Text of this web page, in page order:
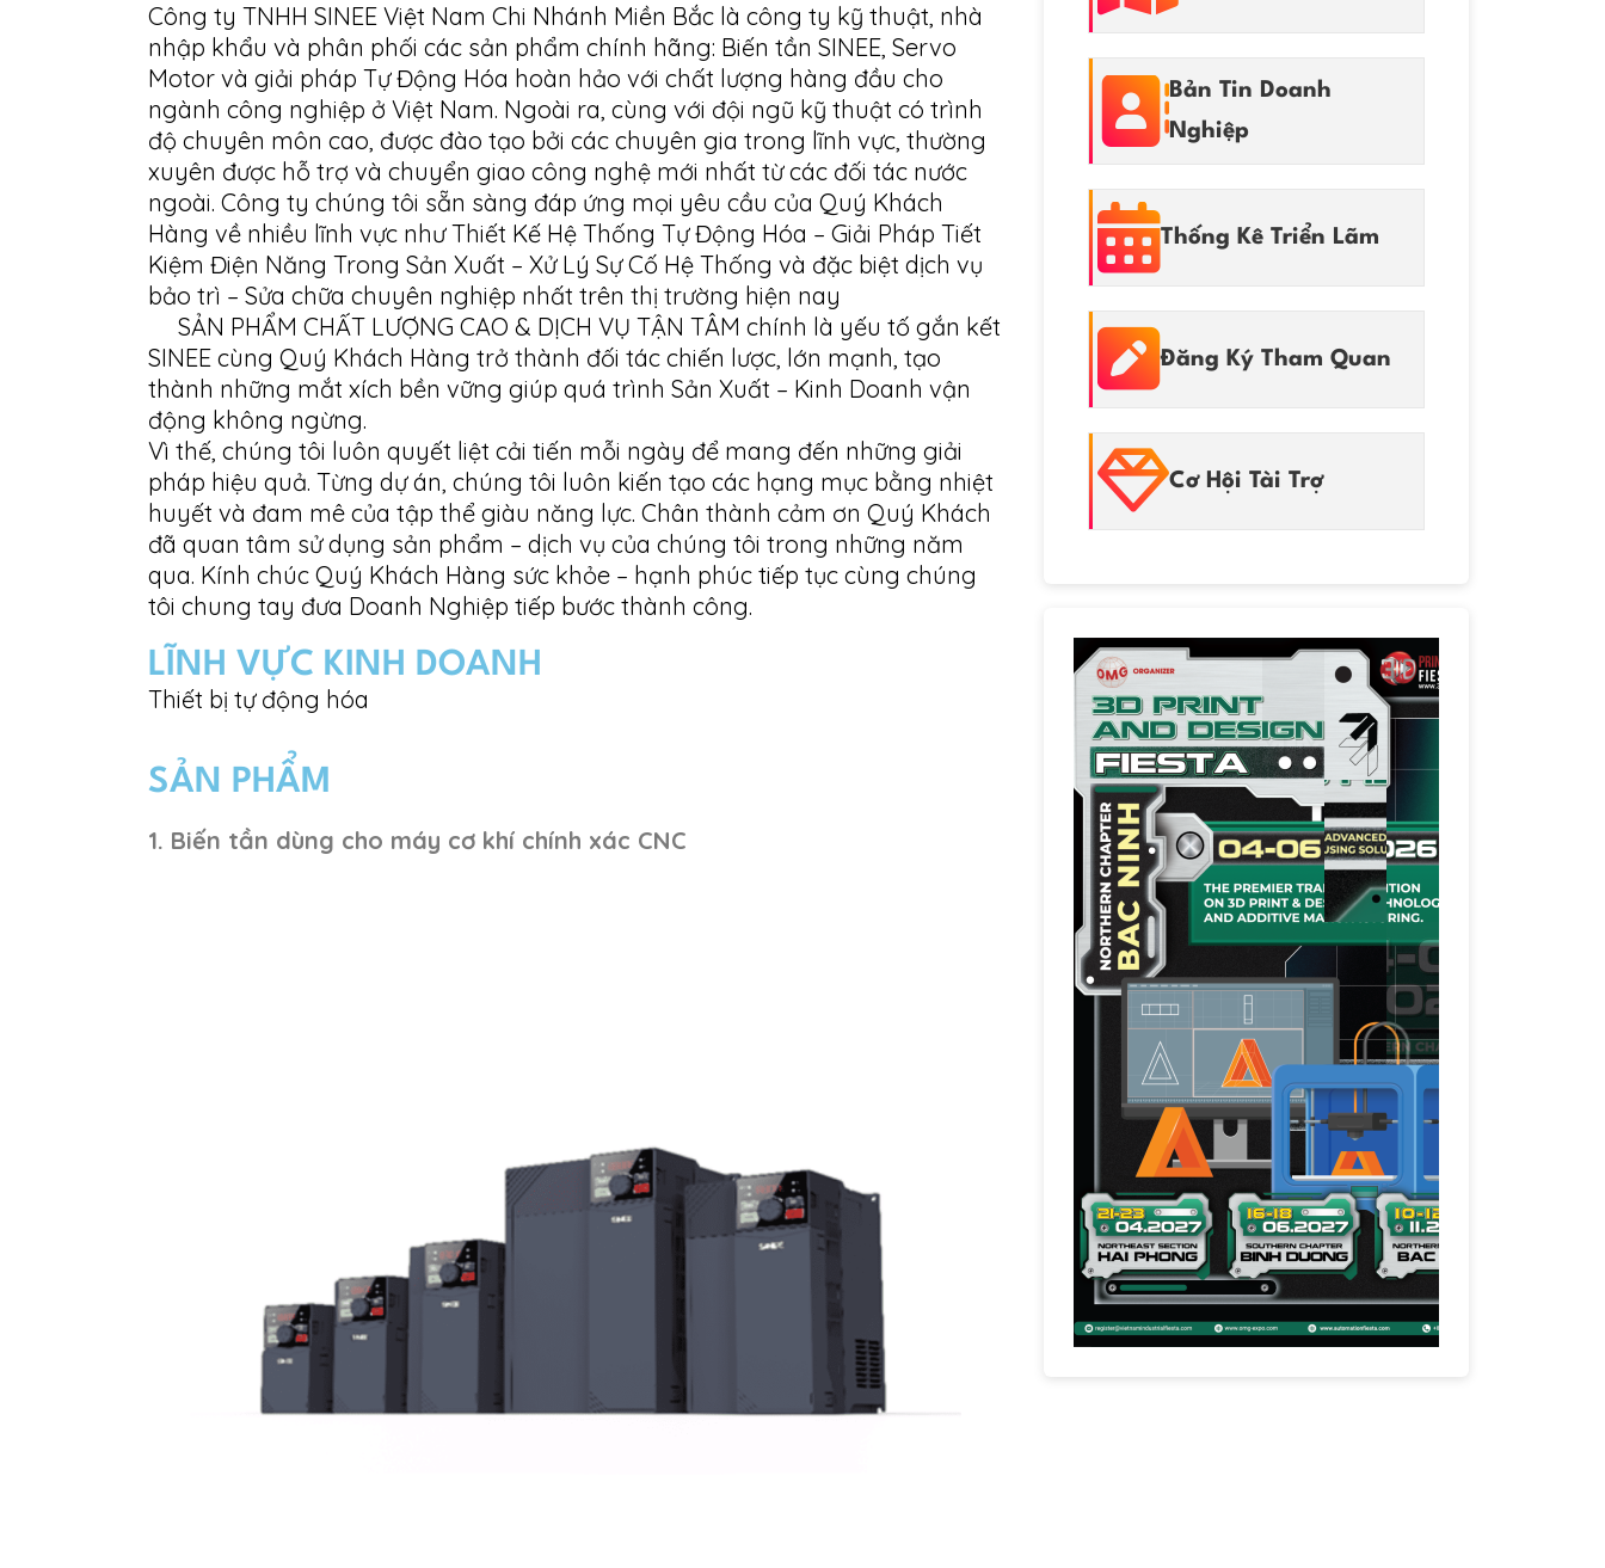
Công ty TNHH SINEE Việt Nam Chi Nhánh Miền Bắc là công ty kỹ thuật, nhà
nhập khẩu và phân phối các sản phẩm chính hãng: Biến tần SINEE, Servo
Motor và giải pháp Tự Động Hóa hoàn hảo với chất lượng hàng đầu cho
ngành công nghiệp ở Việt Nam. Ngoài ra, cùng với đội ngũ kỹ thuật có trình
độ chuyên môn cao, được đào tạo bởi các chuyên gia trong lĩnh vực, thường
xuyên được hỗ trợ và chuyển giao công nghệ mới nhất từ các đối tác nước
ngoài. Công ty chúng tôi sẵn sàng đáp ứng mọi yêu cầu của Quý Khách
Hàng về nhiều lĩnh vực như Thiết Kế Hệ Thống Tự Động Hóa – Giải Pháp Tiết
Kiệm Điện Năng Trong Sản Xuất – Xử Lý Sự Cố Hệ Thống và đặc biệt dịch vụ
bảo trì – Sửa chữa chuyên nghiệp nhất trên thị trường hiện nay
SẢN PHẨM CHẤT LƯỢNG CAO & DỊCH VỤ TẬN TÂM chính là yếu tố gắn kết
SINEE cùng Quý Khách Hàng trở thành đối tác chiến lược, lớn mạnh, tạo
thành những mắt xích bền vững giúp quá trình Sản Xuất – Kinh Doanh vận
động không ngừng.
Vì thế, chúng tôi luôn quyết liệt cải tiến mỗi ngày để mang đến những giải
pháp hiệu quả. Từng dự án, chúng tôi luôn kiến tạo các hạng mục bằng nhiệt
huyết và đam mê của tập thể giàu năng lực. Chân thành cảm ơn Quý Khách
đã quan tâm sử dụng sản phẩm – dịch vụ của chúng tôi trong những năm
qua. Kính chúc Quý Khách Hàng sức khỏe – hạnh phúc tiếp tục cùng chúng
tôi chung tay đưa Doanh Nghiệp tiếp bước thành công.
LĨNH VỰC KINH DOANH
Thiết bị tự động hóa
SẢN PHẨM
1. Biến tần dùng cho máy cơ khí chính xác CNC
Bản Tin Doanh
Nghiệp
Thống Kê Triển Lãm
Đăng Ký Tham Quan
Cơ Hội Tài Trợ